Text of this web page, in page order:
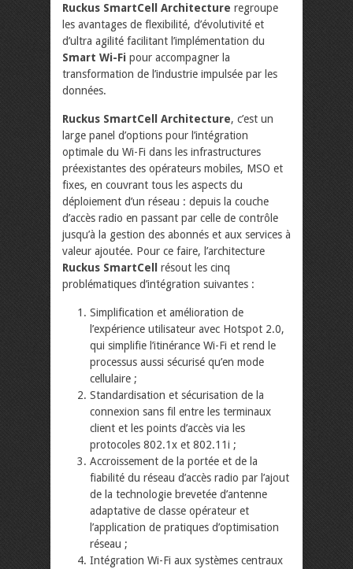
Ruckus SmartCell Architecture regroupe
les avantages de flexibilité, d’évolutivité et
d’ultra agilité facilitant l’implémentation du
Smart Wi-Fi pour accompagner la
transformation de l’industrie impulsée par les
données.
Ruckus SmartCell Architecture, c’est un
large panel d’options pour l’intégration
optimale du Wi-Fi dans les infrastructures
préexistantes des opérateurs mobiles, MSO et
fixes, en couvrant tous les aspects du
déploiement d’un réseau : depuis la couche
d’accès radio en passant par celle de contrôle
jusqu’à la gestion des abonnés et aux services à
valeur ajoutée. Pour ce faire, l’architecture
Ruckus SmartCell
résout les cinq
problématiques d’intégration suivantes :
Simplification et amélioration de
l’expérience utilisateur avec Hotspot 2.0,
qui simplifie l’itinérance Wi-Fi et rend le
processus aussi sécurisé qu’en mode
cellulaire ;
Standardisation et sécurisation de la
connexion sans fil entre les terminaux
client et les points d’accès via les
protocoles 802.1x et 802.11i ;
Accroissement de la portée et de la
fiabilité du réseau d’accès radio par l’ajout
de la technologie brevetée d’antenne
adaptative de classe opérateur et
l’application de pratiques d’optimisation
réseau ;
Intégration Wi-Fi aux systèmes centraux